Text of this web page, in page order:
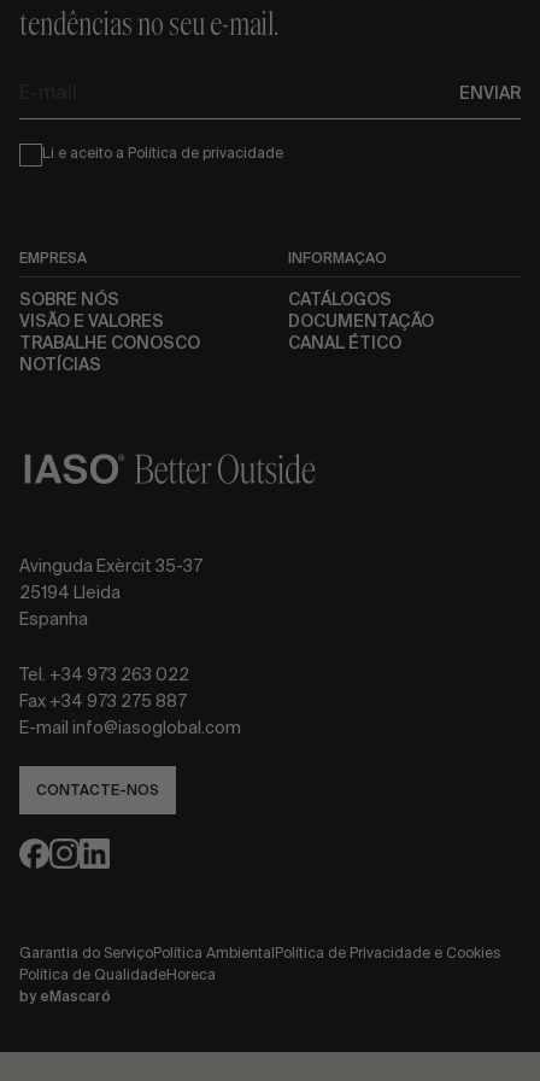
tendências no seu e-mail.
ENVIAR
Condiciones
Li e aceito a Política de privacidade
EMPRESA
SOBRE NÓS
VISÃO E VALORES
TRABALHE CONOSCO
NOTÍCIAS
INFORMAÇÃO
CATÁLOGOS
DOCUMENTAÇÃO
CANAL ÉTICO
Avinguda Exèrcit 35-37
25194 Lleida
Espanha
Tel. +34 973 263 022
Fax +34 973 275 887
E-mail info@iasoglobal.com
CONTACTE-NOS
Garantia do ServiçoPolítica Ambiental Política de Privacidade e Cookies
Política de QualidadeHoreca
by eMascaró